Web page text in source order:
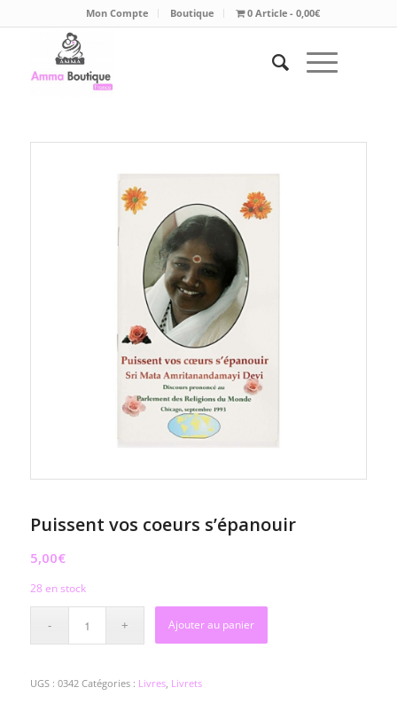
Mon Compte Boutique 0 Article 0,00€
Puissent vos coeurs s’épanouir
5,00€
28 en stock
Ajouter au panier
UGS : 0342 Catégories : Livres, Livrets